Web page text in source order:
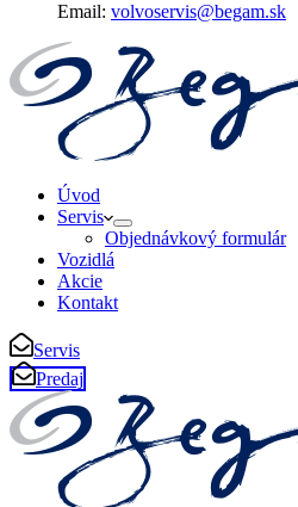
Email: volvoservis@begam.sk
Úvod
Servis
Objednávkový formulár
Vozidlá
Akcie
Kontakt
Servis
Predaj